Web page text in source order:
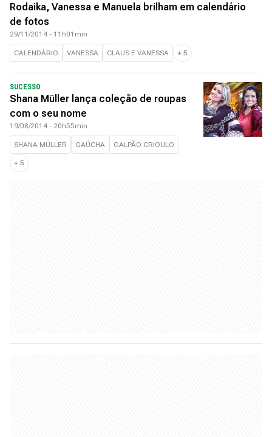
Rodaika, Vanessa e Manuela brilham em calendário
de fotos
29/11/2014 - 11h01min
CALENDÁRIO VANESSA CLAUS E VANESSA + 5
SUCESSO
Shana Müller lança coleção de roupas
com o seu nome
19/08/2014 - 20h55min
SHANA MÜLLER GAÚCHA GALPÃO CRIOULO
+ 5